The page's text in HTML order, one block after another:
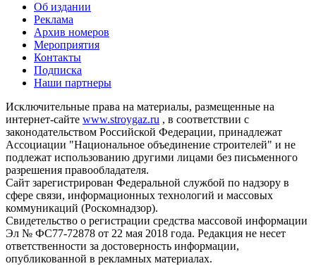
Об издании
Реклама
Архив номеров
Мероприятия
Контакты
Подписка
Наши партнеры
Исключительные права на материалы, размещенные на
интернет-сайте www.stroygaz.ru , в соответствии с
законодательством Российской Федерации, принадлежат
Ассоциации "Национальное объединение строителей" и не
подлежат использованию другими лицами без письменного
разрешения правообладателя.
Сайт зарегистрирован Федеральной службой по надзору в
сфере связи, информационных технологий и массовых
коммуникаций (Роскомнадзор).
Свидетельство о регистрации средства массовой информации
Эл № ФС77-72878 от 22 мая 2018 года. Редакция не несет
ответственности за достоверность информации,
опубликованной в рекламных материалах.